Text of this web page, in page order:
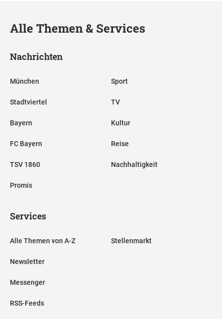
Alle Themen & Services
Nachrichten
München
Stadtviertel
Bayern
FC Bayern
TSV 1860
Promis
Sport
TV
Kultur
Reise
Nachhaltigkeit
Services
Alle Themen von A-Z
Newsletter
Messenger
RSS-Feeds
Stellenmarkt